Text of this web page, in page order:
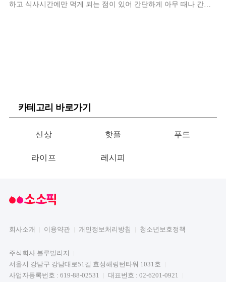
하고 식사시간에만 먹게 되는 점이 있어 간단하게 아무 때나 간식
카테고리 바로가기
신상 핫플 푸드
라이프 레시피
회사소개 이용약관 개인정보처리방침 청소년보호정책
주식회사 블루빌리지
서울시 강남구 강남대로51길 효성해링턴타워 1031호
사업자등록번호 : 619-88-02531
대표번호 : 02-6201-0921